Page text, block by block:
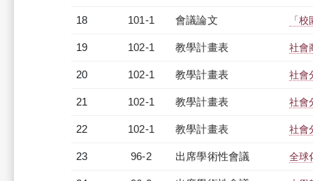
18 101-1 會議論文 「
19 102-1 教學計畫表 社會
20 102-1 教學計畫表 社會
21 102-1 教學計畫表 社會
22 102-1 教學計畫表 社會
23 96-2 出席學術性會議 全球